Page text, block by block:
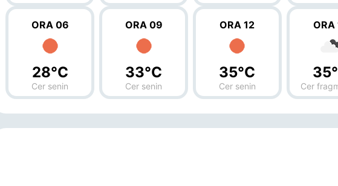
ORA 06
28°C
Cer senin
ORA 09
33°C
Cer senin
ORA 12
35°C
Cer senin
ORA
Cer